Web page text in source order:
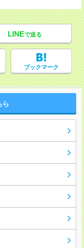
LINEで送る
ブックマーク
ら